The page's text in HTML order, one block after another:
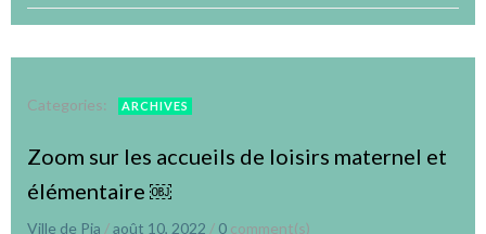
Categories: ARCHIVES
Zoom sur les accueils de loisirs maternel et
élémentaire ￼
Ville de Pia /août 10, 2022 / 0 comment(s)